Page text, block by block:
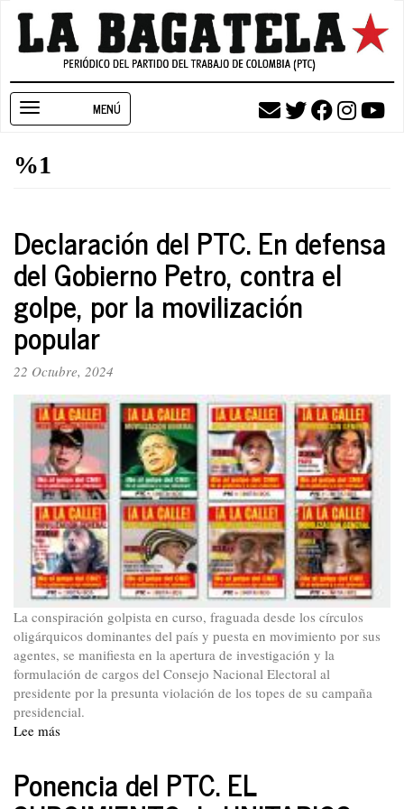
Pasar
contenido
navigation
%1
Declaración del PTC. En defensa
del Gobierno Petro, contra el
golpe, por la movilización
popular
22 Octubre, 2024
La conspiración golpista en curso, fraguada desde los círculos
oligárquicos dominantes del país y puesta en movimiento por sus
agentes, se manifiesta en la apertura de investigación y la
formulación de cargos del Consejo Nacional Electoral al
presidente por la presunta violación de los topes de su campaña
presidencial.
Lee más
PTC.
Ponencia del PTC. EL